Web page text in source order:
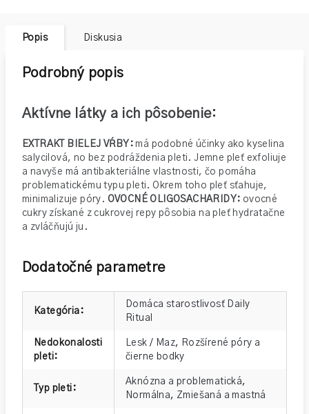
Popis Diskusia
Podrobný popis
Aktívne látky a ich pôsobenie:
EXTRAKT BIELEJ VŔBY: má podobné účinky ako kyselina
salycilová, no bez podráždenia pleti. Jemne pleť exfoliuje
a navyše má antibakteriálne vlastnosti, čo pomáha
problematickému typu pleti. Okrem toho pleť sťahuje,
minimalizuje póry. OVOCNÉ OLIGOSACHARIDY: ovocné
cukry získané z cukrovej repy pôsobia na pleť hydratačne
a zvláčňujú ju.
Dodatočné parametre
Kategória :
Domáca starostlivosť Daily
Ritual
Nedokonalosti
pleti:
Lesk / Maz, Rozšírené póry a
čierne bodky
Typ pleti :
Aknózna a problematická,
Normálna, Zmiešaná a mastná